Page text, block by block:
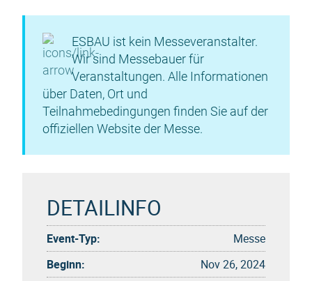
ESBAU ist kein Messeveranstalter.
Wir sind Messebauer für
Veranstaltungen. Alle Informationen
über Daten, Ort und
Teilnahmebedingungen finden Sie auf der
offiziellen Website der Messe.
DETAILINFO
Event-Typ:
Messe
Beginn:
Nov 26, 2024